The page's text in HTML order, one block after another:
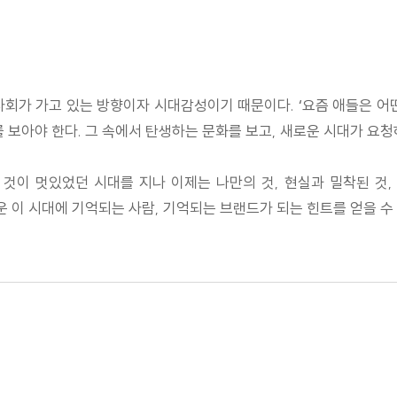
가 가고 있는 방향이자 시대감성이기 때문이다. ‘요즘 애들은
아야 한다. 그 속에서 탄생하는 문화를 보고, 새로운 시대가 요
것이 멋있었던 시대를 지나 이제는 나만의 것, 현실과 밀착된
시대에 기억되는 사람, 기억되는 브랜드가 되는 힌트를 얻을